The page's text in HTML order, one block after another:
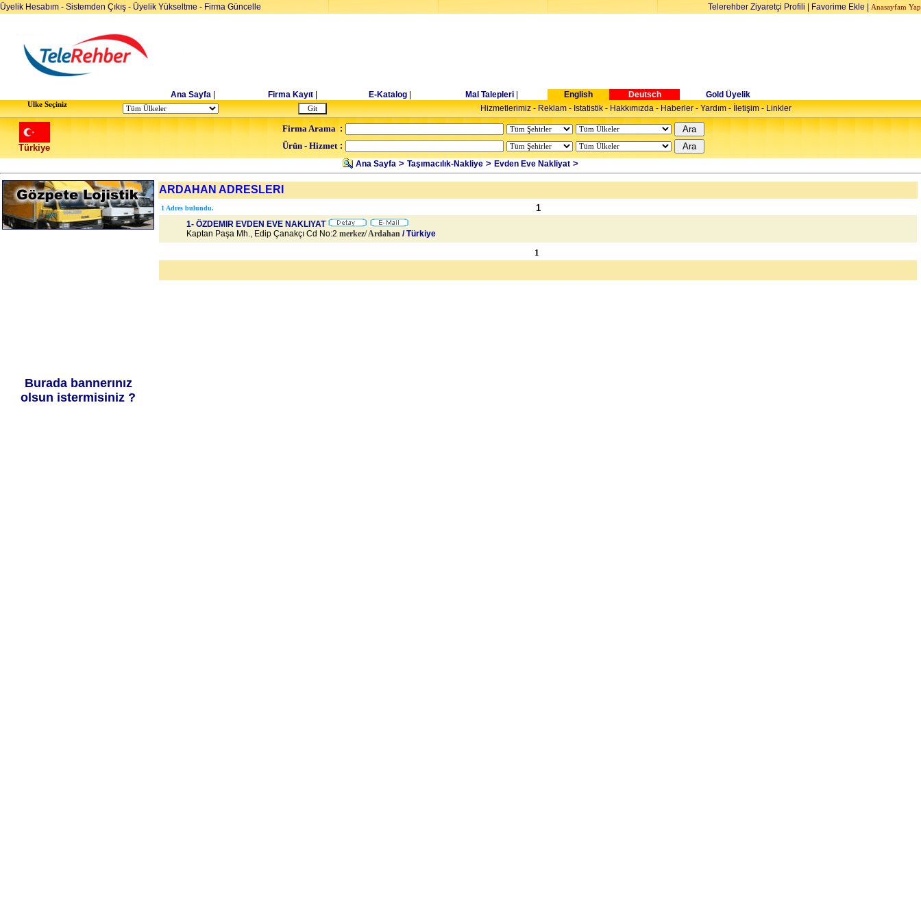
Üyelik Hesabım - Sistemden Çıkış - Üyelik Yükseltme - Firma Güncelle Telerehber Ziyaretçi Profili Favorime Ekle Anasayfam Yap
Ana Sayfa Firma Kayıt E-Katalog Mal Talepleri| English Deutsch Gold Üyelik
Ulke Seçiniz Hizmetlerimiz-Reklam-Istatistik-Hakkımızda-Haberler-Yardım-İletişim-Linkler
Türkiye
Firma Arama :
Ürün - Hizmet :
Ana Sayfa > Taşımacılık-Nakliye > Evden Eve Nakliyat >
Burada bannerınız
olsun istermisiniz ?
ARDAHAN ADRESLERI
1 Adres bulundu. 1
1- ÖZDEMIR EVDEN EVE NAKLIYAT
Kaptan Paşa Mh., Edip Çanakçı Cd No:2 merkez/Ardahan / Türkiye
1